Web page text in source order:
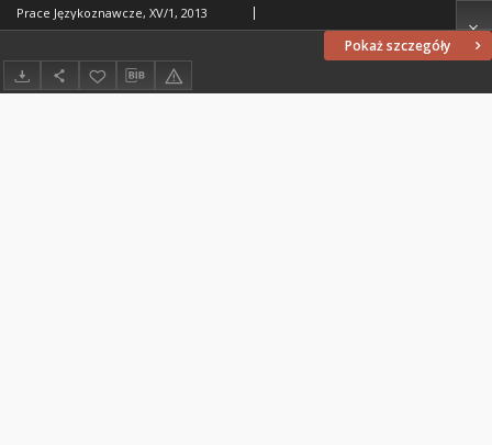
Pokaż szczegóły
Prace Językoznawcze, XV/1, 2013